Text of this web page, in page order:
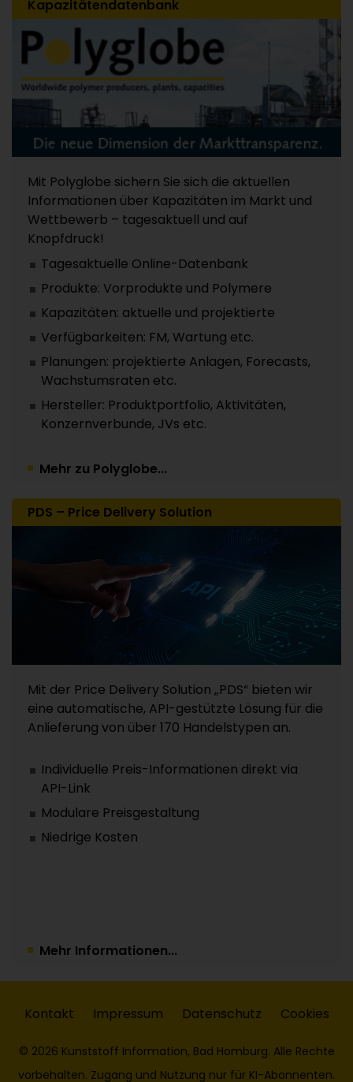
Kapazitätendatenbank
Mit Polyglobe sichern Sie sich die aktuellen
Informationen über Kapazitäten im Markt und
Wettbewerb – tagesaktuell und auf
Knopfdruck!
Tagesaktuelle Online-Datenbank
Produkte: Vorprodukte und Polymere
Kapazitäten: aktuelle und projektierte
Verfügbarkeiten: FM, Wartung etc.
Planungen: projektierte Anlagen, Forecasts,
Wachstumsraten etc.
Hersteller: Produktportfolio, Aktivitäten,
Konzernverbunde, JVs etc.
Mehr zu Polyglobe...
PDS – Price Delivery Solution
Mit der Price Delivery Solution „PDS“ bieten wir
eine automatische, API-gestützte Lösung für die
Anlieferung von über 170 Handelstypen an.
Individuelle Preis-Informationen direkt via
API-Link
Modulare Preisgestaltung
Niedrige Kosten
Mehr Informationen...
Kontakt Impressum Datenschutz Cookies
© 2026 Kunststoff Information, Bad Homburg. Alle Rechte
vorbehalten. Zugang und Nutzung nur für KI-Abonnenten.